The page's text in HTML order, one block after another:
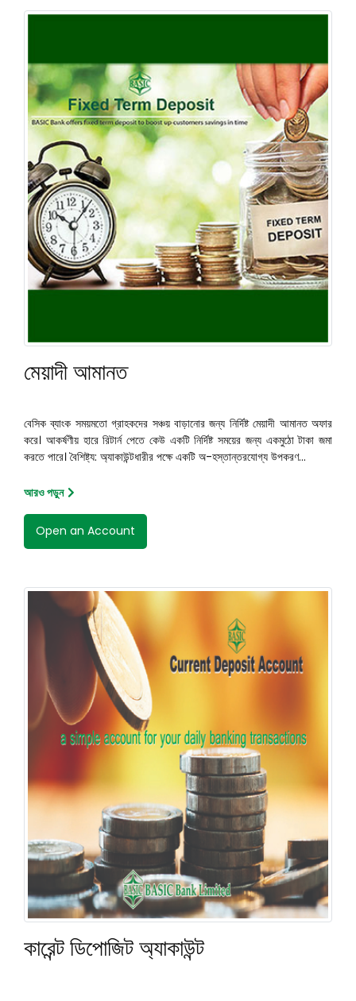
মেয়াদী আমানত
বেসিক ব্যাংক সময়মতো গ্রাহকদের সঞ্চয় বাড়ানোর জন্য নির্দিষ্ট মেয়াদী আমানত অফার
করে। আকর্ষণীয় হারে রিটার্ন পেতে কেউ একটি নির্দিষ্ট সময়ের জন্য একমুঠো টাকা জমা
করতে পারে। বৈশিষ্ট্য: অ্যাকাউন্টধারীর পক্ষে একটি অ-হস্তান্তরযোগ্য উপকরণ...
আরও পড়ুন
Open an Account
কারেন্ট ডিপোজিট অ্যাকাউন্ট